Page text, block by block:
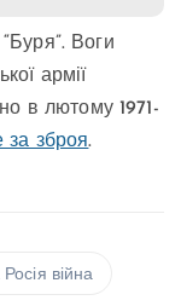
Воги
армії
в лютому 1971-
за зброя.
війна